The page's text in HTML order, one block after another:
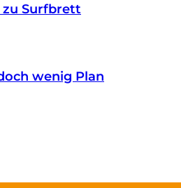
Surfbrett
wenig Plan